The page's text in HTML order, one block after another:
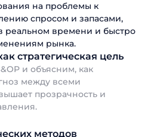
на проблемы к
спросом и запасами,
реальном времени и быстро
рынка.
стратегическая цель
и объясним, как
между всеми
прозрачность и
методов